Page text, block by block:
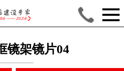
镜架镜片04